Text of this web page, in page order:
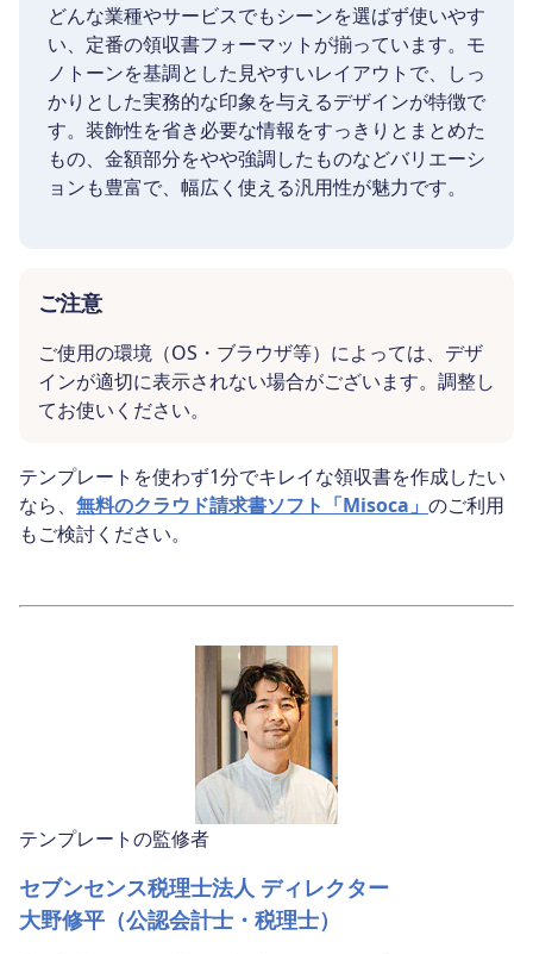
どんな業種やサービスでもシーンを選ばず使いやす
い、定番の領収書フォーマットが揃っています。モ
ノトーンを基調とした見やすいレイアウトで、しっ
かりとした実務的な印象を与えるデザインが特徴で
す。装飾性を省き必要な情報をすっきりとまとめた
もの、金額部分をやや強調したものなどバリエーシ
ョンも豊富で、幅広く使える汎用性が魅力です。
ご注意
ご使用の環境（OS・ブラウザ等）によっては、デザ
インが適切に表示されない場合がございます。調整し
てお使いください。
テンプレートを使わず1分でキレイな領収書を作成したい
なら、 無料のクラウド請求書ソフト「Misoca」 のご利用
もご検討ください。
テンプレートの監修者
セブンセンス税理士法人 ディレクター
大野修平（公認会計士・税理士）